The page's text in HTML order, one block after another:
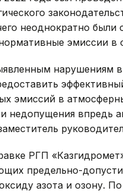
неоднократно
эмиссии
нарушениям
эмиссий в
недопущения впредь
РГП
предельно-
азота и озону.